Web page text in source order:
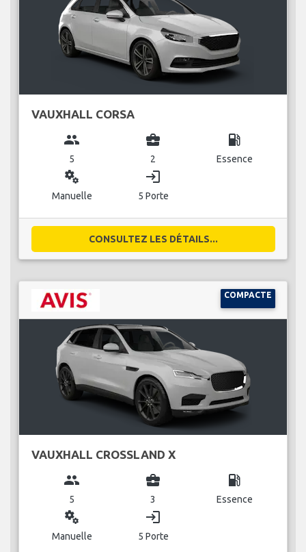
VAUXHALL CORSA
group
5
business_center
2
local_gas_station
Essence
miscellaneous_services
Manuelle
login
5 Porte
CONSULTEZ LES DÉTAILS...
COMPACTE
VAUXHALL CROSSLAND X
group
5
business_center
3
local_gas_station
Essence
miscellaneous_services
Manuelle
login
5 Porte